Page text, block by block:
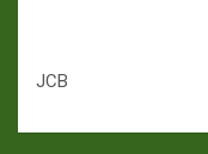
JCB